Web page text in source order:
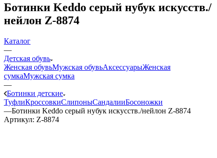
Ботинки Keddo серый нубук искусств./
нейлон Z-8874
Каталог
—
Детская обувь
Женская обувьМужская обувьАксессуарыЖенская
сумкаМужская сумка
—
Ботинки детские
ТуфлиКроссовкиСлипоныСандалииБосоножки
—Ботинки Keddo серый нубук искусств./нейлон Z-8874
Артикул: Z-8874